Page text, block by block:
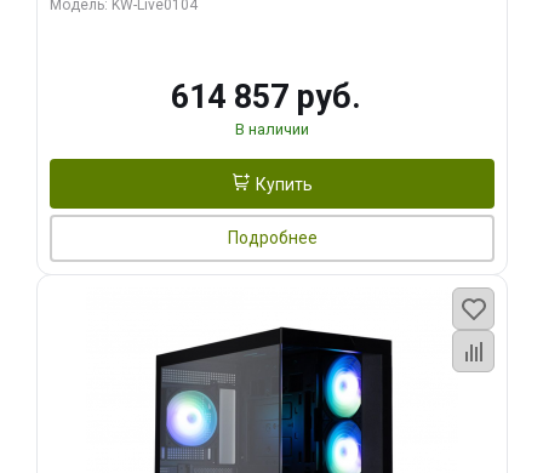
Модель: KW-Live0104
614 857 руб.
В наличии
Купить
Подробнее